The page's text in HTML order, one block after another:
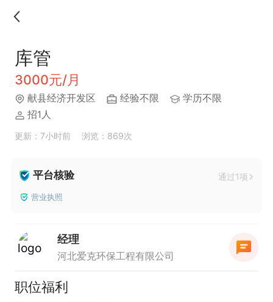
库管
3000元/月
献县经济开发区 经验不限
学历不限
招1人
更新：7小时前 浏览：869次
平台核验 通过1项
营业执照
经理
河北爱克环保工程有限公司
职位福利